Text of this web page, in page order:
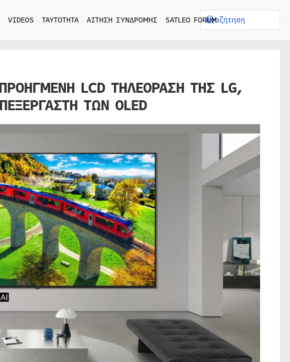
VIDEOS ΤΑΥΤΟΤΗΤΑ ΑΙΤΗΣΗ ΣΥΝΔΡΟΜΗΣ SATLEO FORUM
LCD ΤΗΛΕΟΡΑΣΗ ΤΗΣ LG,
ΤΩΝ OLED